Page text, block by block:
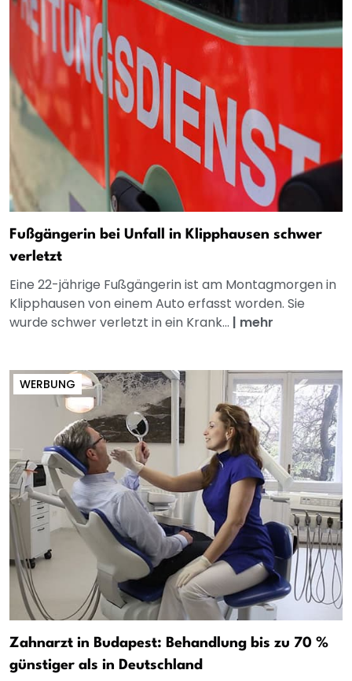
Fußgängerin bei Unfall in Klipphausen schwer
verletzt
Eine 22-jährige Fußgängerin ist am Montagmorgen in
Klipphausen von einem Auto erfasst worden. Sie
wurde schwer verletzt in ein Krank... | mehr
WERBUNG
Zahnarzt in Budapest: Behandlung bis zu 70 %
günstiger als in Deutschland